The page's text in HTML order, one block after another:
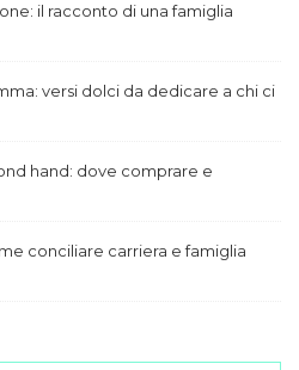
il racconto di una famiglia
versi dolci da dedicare a chi ci
hand: dove comprare e
conciliare carriera e famiglia